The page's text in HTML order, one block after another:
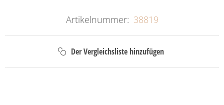
Artikelnummer: 38819